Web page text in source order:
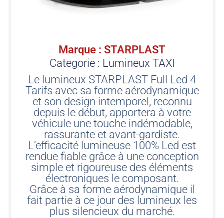
Marque : STARPLAST
Categorie : Lumineux TAXI
Le lumineux STARPLAST Full Led 4
Tarifs avec sa forme aérodynamique
et son design intemporel, reconnu
depuis le début, apportera à votre
véhicule une touche indémodable,
rassurante et avant-gardiste.
L’efficacité lumineuse 100% Led est
rendue fiable grâce à une conception
simple et rigoureuse des éléments
électroniques le composant.
Grâce à sa forme aérodynamique il
fait partie à ce jour des lumineux les
plus silencieux du marché.